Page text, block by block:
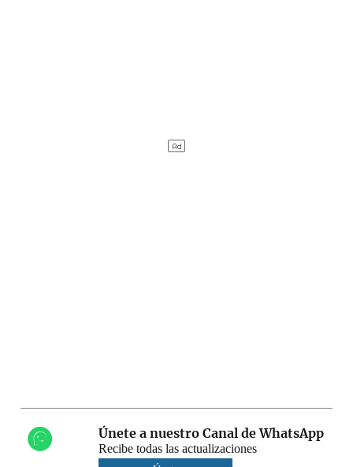
Únete a nuestro Canal de WhatsApp
Recibe todas las actualizaciones